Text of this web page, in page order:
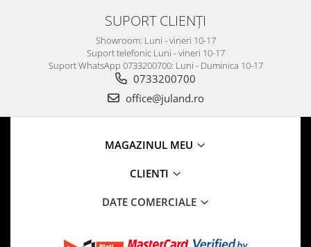
SUPORT CLIENȚI
Showroom: Luni - vineri 10-17
Suport telefonic Luni - vineri 10-17
Suport WhatsApp 0733200700: Luni - Duminica 10-17
0733200700
office@juland.ro
MAGAZINUL MEU
CLIENTI
DATE COMERCIALE